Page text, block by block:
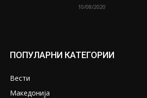
10/08/2020
ПОПУЛАРНИ КАТЕГОРИИ
Вести
Македонија